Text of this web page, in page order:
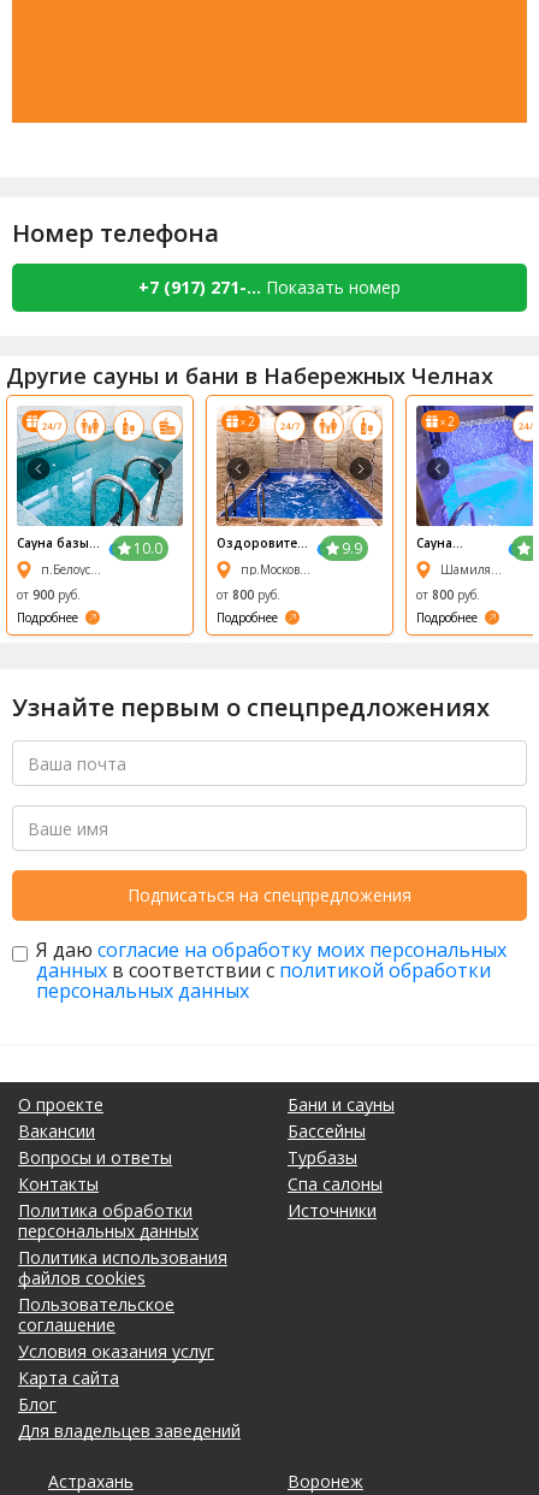
Номер телефона
+7 (917) 271-... Показать номер
Другие сауны и бани в Набережных Челнах
x6
10.0
Сауна базы
отдыха
ПОЛЯНСКАЯп.Белоус, Полянская, 3
от 900 руб.
Подробнее
x2
9.9
Оздоровител
ьный
комплекс
сауна Сабай
Стайл
пр.Московский, 183А
от 800 руб.
Подробнее
x2
Сауна
Восторг
Шамиля Усманова, 17а
от 800 руб.
Подробнее
Узнайте первым о спецпредложениях
Подписаться на спецпредложения
Я даю согласие на обработку моих персональных
данных в соответствии с политикой обработки
персональных данных
О проекте
Вакансии
Вопросы и ответы
Контакты
Политика обработки
персональных данных
Политика использования
файлов cookies
Пользовательское
соглашение
Условия оказания услуг
Карта сайта
Блог
Для владельцев заведений
Бани и сауны
Бассейны
Турбазы
Спа салоны
Источники
Астрахань
Воронеж
Калининград
Липецк
Омск
Рязань
Тольятти
Уфа